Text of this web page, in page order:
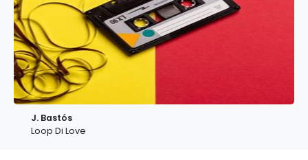
J. Bastós
Loop Di Love